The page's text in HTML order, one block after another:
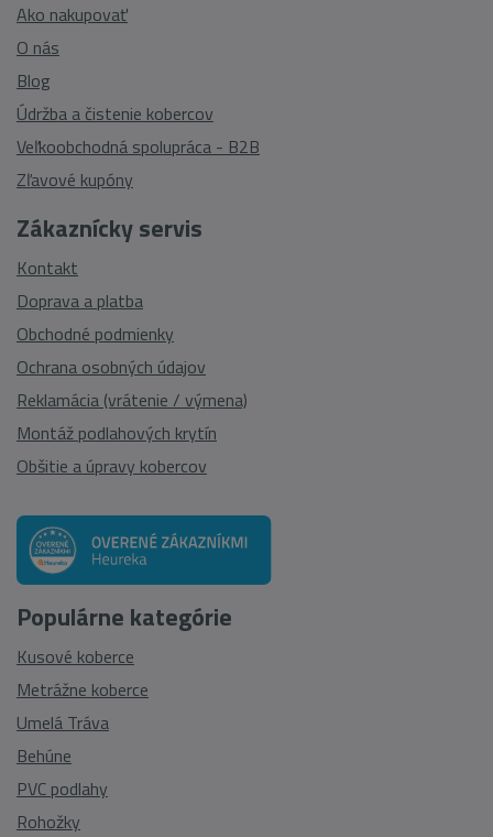
Zákaznícky servis
Kontakt
Doprava a platba
Obchodné podmienky
Ochrana osobných údajov
Reklamácia (vrátenie / výmena)
Montáž podlahových krytín
Obšitie a úpravy kobercov
Ako nakupovať
O nás
Blog
Údržba a čistenie kobercov
Veľkoobchodná spolupráca - B2B
Zľavové kupóny
Populárne kategórie
Kusové koberce
Metrážne koberce
Umelá Tráva
Behúne
PVC podlahy
Rohožky